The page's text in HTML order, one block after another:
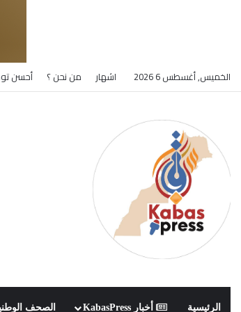
الخميس, أغسطس 6 2026 اشهار من نحن ؟ أحسن
الرئيسية أخبار KabasPress الصحف